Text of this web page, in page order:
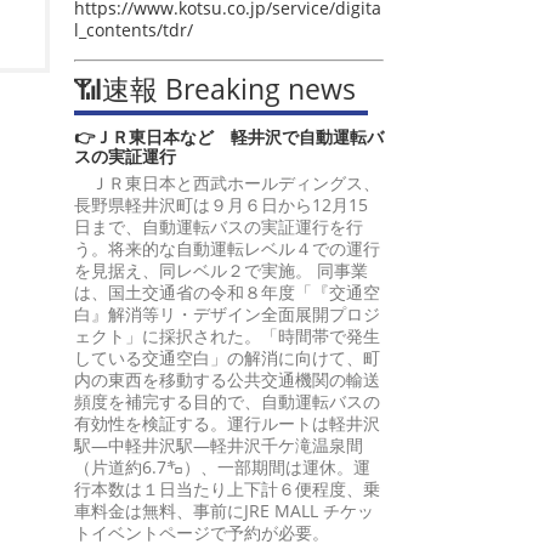
https://www.kotsu.co.jp/service/digita
l_contents/tdr/
📶速報 Breaking news
👉ＪＲ東日本など 軽井沢で自動運転バ
スの実証運行
ＪＲ東日本と西武ホールディングス、
長野県軽井沢町は９月６日から12月15
日まで、自動運転バスの実証運行を行
う。将来的な自動運転レベル４での運行
を見据え、同レベル２で実施。 同事業
は、国土交通省の令和８年度「『交通空
白』解消等リ・デザイン全面展開プロジ
ェクト」に採択された。「時間帯で発生
している交通空白」の解消に向けて、町
内の東西を移動する公共交通機関の輸送
頻度を補完する目的で、自動運転バスの
有効性を検証する。運行ルートは軽井沢
駅―中軽井沢駅―軽井沢千ケ滝温泉間
（片道約6.7㌔）、一部期間は運休。運
行本数は１日当たり上下計６便程度、乗
車料金は無料、事前にJRE MALL チケッ
トイベントページで予約が必要。